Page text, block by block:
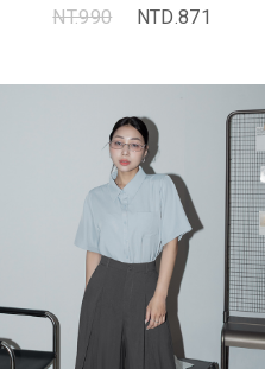
NT.990
NTD.871